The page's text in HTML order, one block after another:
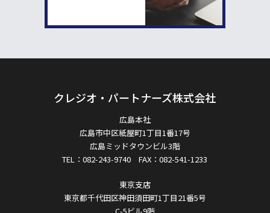
クレジオ・パートナーズ株式会社
広島本社
広島市中区紙屋町1丁目1番17号
広島ミッドタウンビル3階
TEL：082-243-9740 FAX：082-541-1233
東京支店
東京都千代田区神田須田町1丁目21番5号